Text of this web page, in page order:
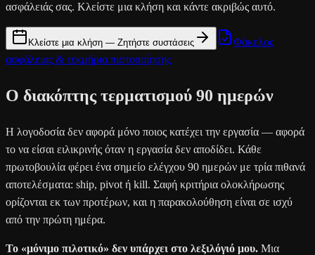
ασφάλειάς σας. Κλείστε μια κλήση και κάντε ακριβώς αυτό.
Κλείστε μια κλήση — Ζητήστε συστάσεις
Φάκελος
ασφάλειας & τεκμήρια πιστοποίησης
Ο διακόπτης τερματισμού 90 ημερών
Η λογοδοσία δεν αφορά μόνο ποιος κατέχει την εργασία — αφορά
το να είσαι ειλικρινής όταν η εργασία δεν αποδίδει. Κάθε
πρωτοβουλία φέρει ένα σημείο ελέγχου 90 ημερών με τρία πιθανά
αποτελέσματα: ship, pivot ή kill. Σαφή κριτήρια ολοκλήρωσης
ορίζονται εκ των προτέρων, και η παρακολούθηση είναι σε ισχύ
από την πρώτη ημέρα.
Το «μόνιμο πιλοτικό» δεν υπάρχει στο λεξιλόγιό μου. Μια